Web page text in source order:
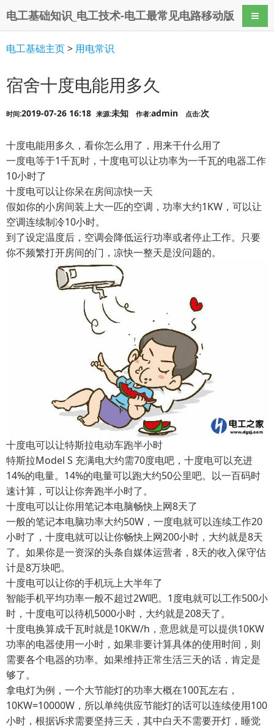
电工基础知识_电工技术-电工最常见电路移动版 导航
电工基础主页> 用电常识
宿舍十度电能用多久
时间:2019-07-26 16:18 来源:未知 作者:admin 点击:次
十度电能用多久，看你怎么用了，用来干什么用了
一度电等于1千瓦时，十度电可以让功率为一千瓦的电器工作
10小时了
十度电可以让你呆在房间凉快一天
假如你的小房间装上大一匹的空调，功率大约1KW，可以让
空调连续制冷10小时。
到了设定温度后，空调会降低运行功率或者停止工作。只要
你不频繁打开房间的门，凉快一整天是没问题的。
十度电可以让特斯拉电动车跑半小时
特斯拉Model S 充满电大约需70度电吧，十度电可以充进
14%的电量。14%的电量可以跑大约50公里吧。以一百码时
速计算，可以让你奔跑半小时了。
十度电可以让你用笔记本电脑畅快上网8天了
一般的笔记本电脑功率大约50W，一度电就可以连续工作20
小时了，十度电就可以让你畅快上网200小时，大约就是8天
了。如果你是一资深的头条自媒体运营者，8天的收入保守估
计是8万块吧。
十度电可以让你的手机玩上大半年了
智能手机平均功率一般不超过2W吧。1度电就可以工作500小
时，十度电可以待机5000小时，大约就是208天了。
十度电换算成千瓦时就是10KW/h，意思就是可以提供10KW
功率的电器使用一小时，如果非要计算具体的使用时间，则
需要各个电器的功率。如果维持正常生活三天的话，肯定是
够了。
拿电灯为例，一个大节能灯的功率大概在100瓦左右，
10KW=10000W，所以单纯供应节能灯的话可以连续使用100
小时，根据诉求需要坚持三天，其中白天不需要开灯，睡觉